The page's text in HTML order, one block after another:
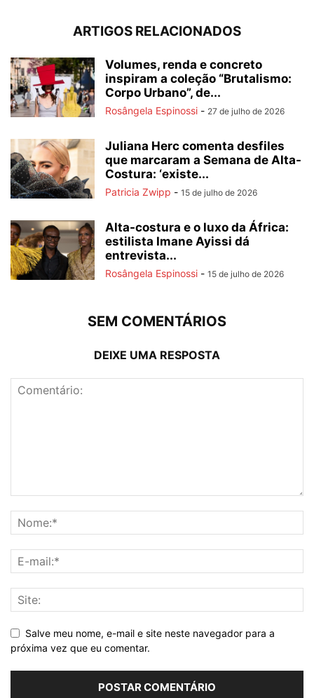
ARTIGOS RELACIONADOS
Volumes, renda e concreto
inspiram a coleção “Brutalismo:
Corpo Urbano”, de...
Rosângela Espinossi - 27 de julho de 2026
Juliana Herc comenta desfiles
que marcaram a Semana de Alta-
Costura: ‘existe...
Patricia Zwipp - 15 de julho de 2026
Alta-costura e o luxo da África:
estilista Imane Ayissi dá
entrevista...
Rosângela Espinossi - 15 de julho de 2026
SEM COMENTÁRIOS
DEIXE UMA RESPOSTA
Salve meu nome, e-mail e site neste navegador para a
próxima vez que eu comentar.